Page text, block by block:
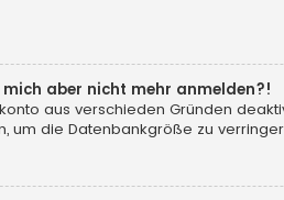
aber nicht mehr anmelden?!
aus verschieden Gründen
die Datenbankgröße zu